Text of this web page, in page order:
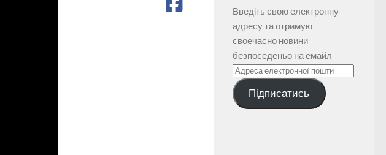
Введіть свою електронну
адресу та отримую
своечасно новини
безпоседеньо на емайл
Адреса
електронної
поштиПідписатись